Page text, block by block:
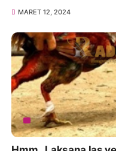
MARET 12, 2024